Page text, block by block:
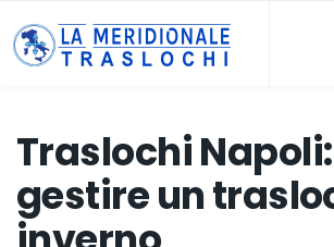
Traslochi
gestire un